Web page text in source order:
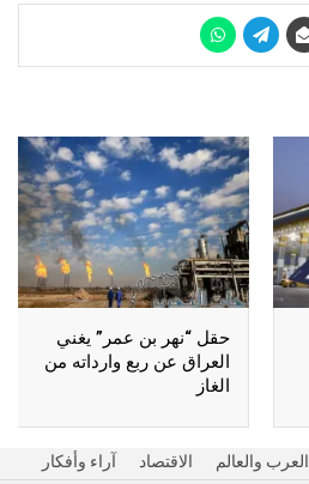
حقل “نهر بن عمر” يغني
العراق عن ربع وارداته من
الغاز
العرب والعالم الاقتصاد آراء وأفكار